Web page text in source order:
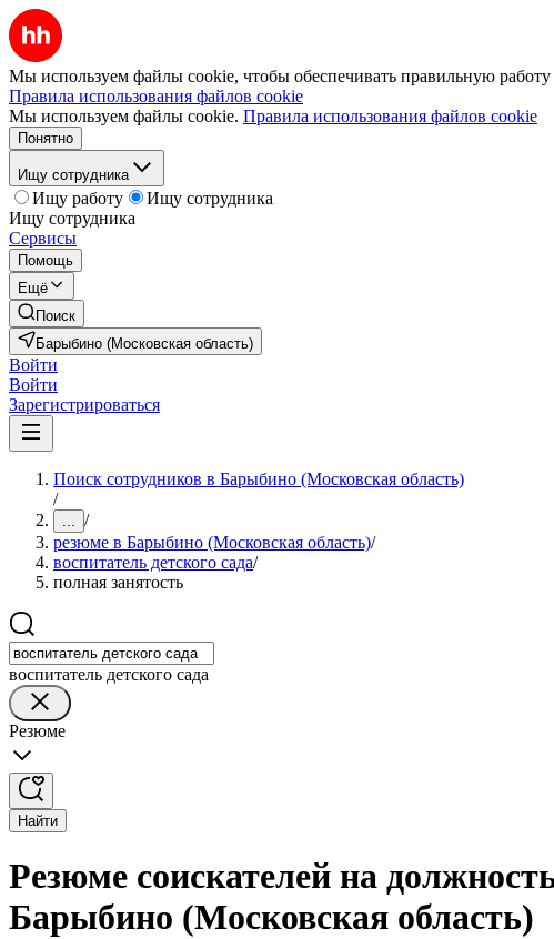
Мы используем файлы cookie, чтобы обеспечивать правильную работу
Правила использования файлов cookie
Мы используем файлы cookie. Правила использования файлов cookie
Понятно
Ищу сотрудника
Ищу работу
Ищу сотрудника
Ищу сотрудника
Сервисы
Помощь
Ещё
Поиск
Барыбино (Московская область)
Войти
Войти
Зарегистрироваться
Поиск сотрудников в Барыбино (Московская область)
/
... /
резюме в Барыбино (Московская область)/
воспитатель детского сада/
полная занятость
воспитатель детского сада
Резюме
Найти
Резюме соискателей на
Барыбино (Московская область)